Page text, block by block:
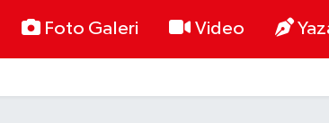
Foto Galeri Video